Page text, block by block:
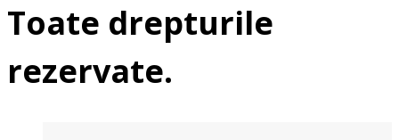
Toate drepturile
rezervate.